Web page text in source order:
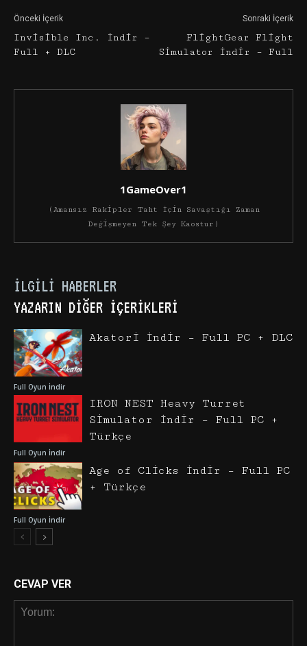
Önceki İçerik
Invisible Inc. İndir –
Full + DLC
Sonraki İçerik
FlightGear Flight
Simulator İndir – Full
1GameOver1
(Amansız Rakipler Taht İçin Savaştığı Zaman
Değişmeyen Tek Şey Kaostur)
İLGILI HABERLER
YAZARIN DIĞER İÇERIKLERI
Full Oyun İndir
Akatori İndir – Full PC + DLC
Full Oyun İndir
IRON NEST Heavy Turret
Simulator İndir – Full PC +
Türkçe
Full Oyun İndir
Age of Clicks İndir – Full PC
+ Türkçe
CEVAP VER